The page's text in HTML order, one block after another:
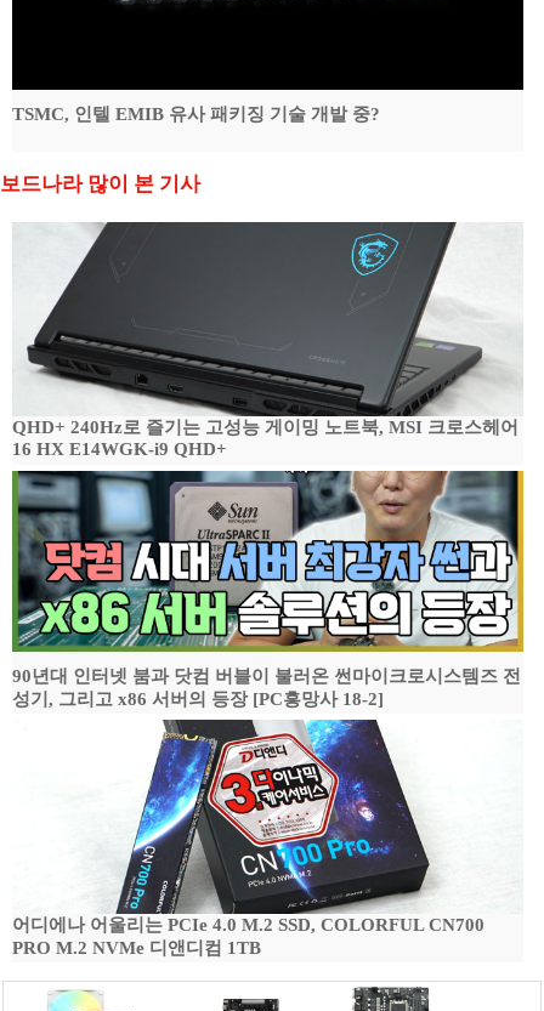
TSMC, 인텔 EMIB 유사 패키징 기술 개발 중?
보드나라 많이 본 기사
QHD+ 240Hz로 즐기는 고성능 게이밍 노트북, MSI 크로스헤어
16 HX E14WGK-i9 QHD+
90년대 인터넷 붐과 닷컴 버블이 불러온 썬마이크로시스템즈 전
성기, 그리고 x86 서버의 등장 [PC흥망사 18-2]
어디에나 어울리는 PCIe 4.0 M.2 SSD, COLORFUL CN700
PRO M.2 NVMe 디앤디컴 1TB